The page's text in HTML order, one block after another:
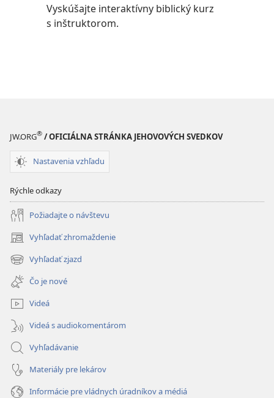
Vyskúšajte interaktívny biblický kurz
s inštruktorom.
JW.ORG® / OFICIÁLNA STRÁNKA JEHOVOVÝCH SVEDKOV
Nastavenia vzhľadu
Rýchle odkazy
Požiadajte o návštevu
Vyhľadať zhromaždenie
(otvorí
nové
okno)
Vyhľadať zjazd
(otvorí
nové
okno)
Čo je nové
Videá
Videá s audiokomentárom
Vyhľadávanie
Materiály pre lekárov
Informácie pre vládnych úradníkov a médiá